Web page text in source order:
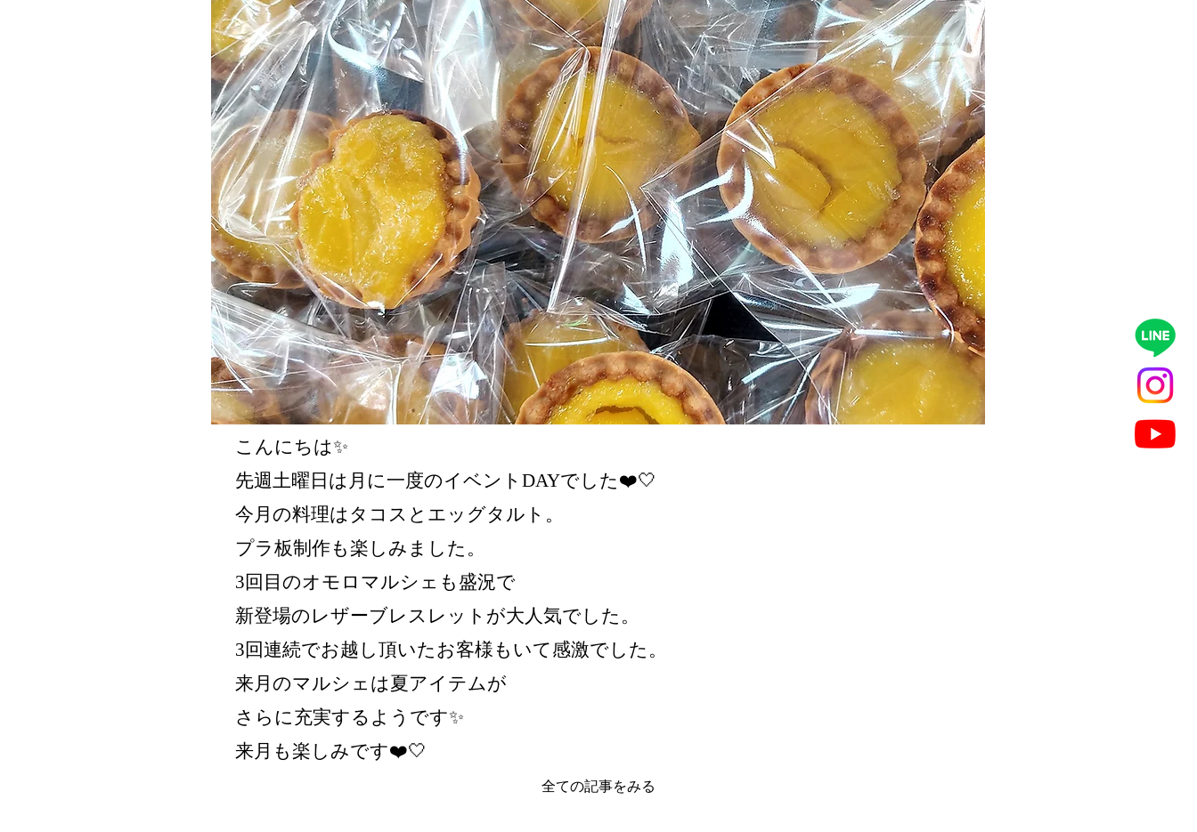
こんにちは✨
先週土曜日は月に一度のイベントDAYでした❤️🤍
今月の料理はタコスとエッグタルト。
プラ板制作も楽しみました。
3回目のオモロマルシェも盛況で
新登場のレザーブレスレットが大人気でした。
3回連続でお越し頂いたお客様もいて感激でした。
来月のマルシェは夏アイテムが
さらに充実するようです✨
来月も楽しみです❤️🤍
全ての記事をみる